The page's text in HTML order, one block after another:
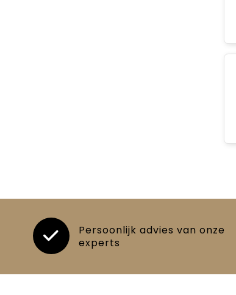
Persoonlijk advies van onze
experts